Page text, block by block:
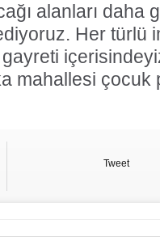
alanları
Her türlü
mahallesi çocuk
Tweet